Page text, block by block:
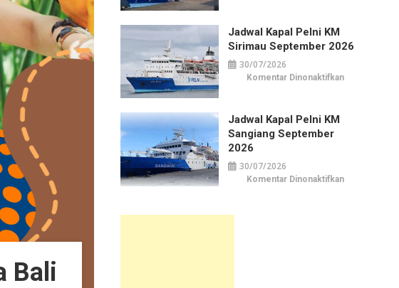
Bali
2026
Jadwal Kapal Pelni KM
Sirimau September 2026
30/07/2026
Komentar Dinonaktifkanpada
Jadwal Kapal Pelni KM
Sangiang September
2026
30/07/2026
Komentar Dinonaktifkanpada